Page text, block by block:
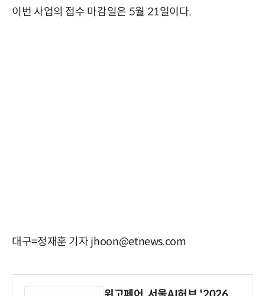
이번 사업의 접수 마감일은 5월 21일이다.
대구=정재훈 기자 jhoon@etnews.com